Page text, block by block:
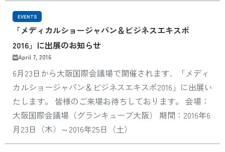
EVENTS
「メディカルショージャパン＆ビジネスエキスポ
2016」に出展のお知らせ
April 7, 2016
6月23日から大阪国際会議場で開催されます、「メディ
カルショージャパン＆ビジネスエキスポ2016」に出展い
たします。 皆様のご来場お待ちしております。 会場：
大阪国際会議場（グランキューブ大阪） 期間：2016年6
月23日（木）～2016年25日（土）